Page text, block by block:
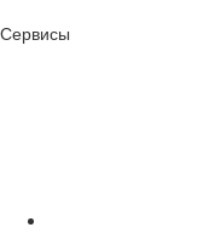
Сервисы